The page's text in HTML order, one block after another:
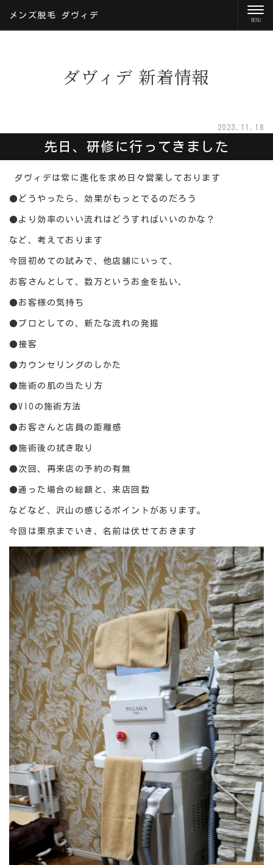
メンズ脱毛 ダヴィデ
ダヴィデ 新着情報
2023.11.18
先日、研修に行ってきました
ダヴィデは常に進化を求め日々営業しております
●どうやったら、効果がもっとでるのだろう
●より効率のいい流れはどうすればいいのかな？
など、考えております
今回初めての試みで、他店舗にいって、
お客さんとして、数万というお金を払い、
●お客様の気持ち
●プロとしての、新たな流れの発掘
●接客
●カウンセリングのしかた
●施術の肌の当たり方
●VIOの施術方法
●お客さんと店員の距離感
●施術後の拭き取り
●次回、再来店の予約の有無
●通った場合の総額と、来店回数
などなど、沢山の感じるポイントがあります。
今回は東京までいき、名前は伏せておきます